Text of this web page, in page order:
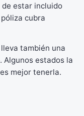
estar incluido
cubra
también una
estados la
mejor tenerla.